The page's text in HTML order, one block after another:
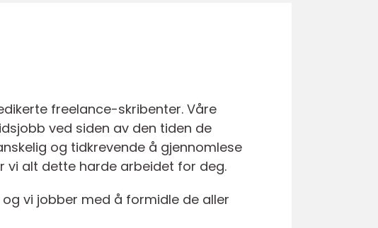
freelance-skribenter. Våre
ved siden av den tiden de
og tidkrevende å gjennomlese
alt dette harde arbeidet for deg.
vi jobber med å formidle de aller